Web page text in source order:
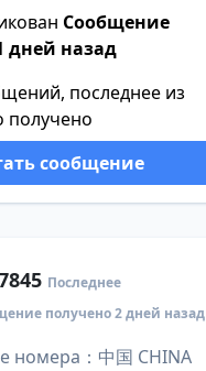
Сообщение
дней назад
последнее из
получено
сообщение
Последнее
получено 2 дней назад
номера：中国 CHINA